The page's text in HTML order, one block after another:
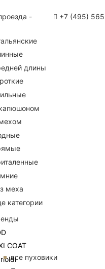
- +7 (495)
длины
меха
категории
COAT
все пуховики